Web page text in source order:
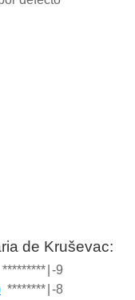
de Kruševac:
********* -9
******** -8